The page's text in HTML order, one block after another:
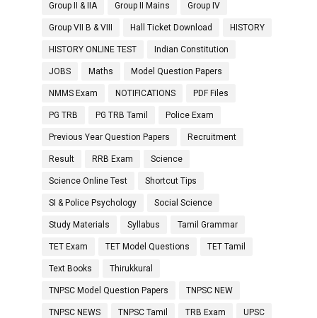
Group II & IIA Group II Mains Group IV
Group VII B & VIII Hall Ticket Download HISTORY
HISTORY ONLINE TEST Indian Constitution
JOBS Maths Model Question Papers
NMMS Exam NOTIFICATIONS PDF Files
PG TRB PG TRB Tamil Police Exam
Previous Year Question Papers Recruitment
Result RRB Exam Science
Science Online Test Shortcut Tips
SI & Police Psychology Social Science
Study Materials Syllabus Tamil Grammar
TET Exam TET Model Questions TET Tamil
Text Books Thirukkural
TNPSC Model Question Papers TNPSC NEW
TNPSC NEWS TNPSC Tamil TRB Exam UPSC